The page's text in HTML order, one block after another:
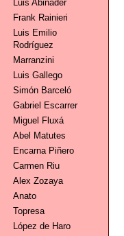
Luis Abinader
Frank Rainieri
Luis Emilio
Rodríguez
Marranzini
Luis Gallego
Simón Barceló
Gabriel Escarrer
Miguel Fluxá
Abel Matutes
Encarna Piñero
Carmen Riu
Alex Zozaya
Anato
Topresa
López de Haro